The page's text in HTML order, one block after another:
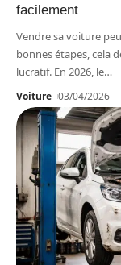
facilement
Vendre sa voiture
bonnes étapes, cela
lucratif. En 2026, le…
Voiture 03/04/2026